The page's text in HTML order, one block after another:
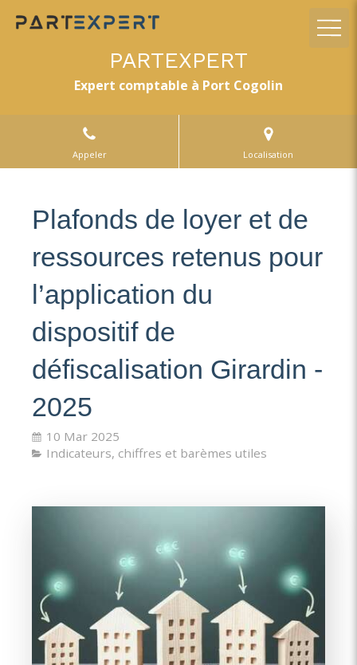
PARTEXPERT
Expert comptable à Port Cogolin
Appeler Localisation
Plafonds de loyer et de
ressources retenus pour
l’application du
dispositif de
défiscalisation Girardin -
2025
10 Mar 2025
Indicateurs, chiffres et barèmes utiles